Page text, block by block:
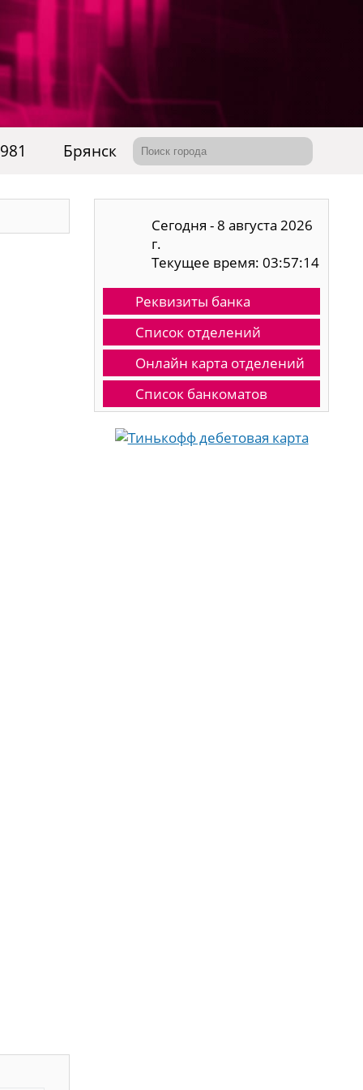
Брянск
Сегодня - 8 августа 2026
г.
Текущее время: 03:57:15
Реквизиты банка
Список отделений
Онлайн карта отделений
Список банкоматов